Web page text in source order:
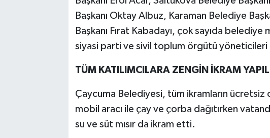
Başkanı Oktay Albuz, Karaman Belediye
Başkanı Fırat Kabadayı, çok sayıda
siyasi parti ve sivil toplum örgütü yöneticileri
TÜM KATILIMCILARA ZENGİN İKRAM
Çaycuma Belediyesi, tüm ikramların ücretsiz
mobil aracı ile çay ve çorba dağıtırken
su ve süt mısır da ikram etti.